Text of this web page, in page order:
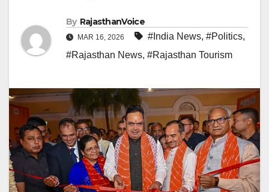
By RajasthanVoice
MAR 16, 2026 #India News, #Politics,
#Rajasthan News, #Rajasthan Tourism